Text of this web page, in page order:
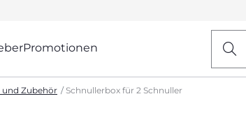
Promotionen
und Zubehör Schnullerbox für 2 Schnuller